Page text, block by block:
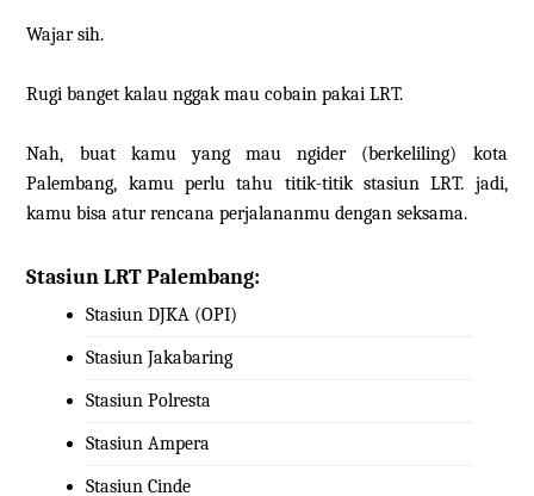
Wajar sih.
Rugi banget kalau nggak mau cobain pakai LRT.
Nah, buat kamu yang mau ngider (berkeliling) kota
Palembang, kamu perlu tahu titik-titik stasiun LRT. jadi,
kamu bisa atur rencana perjalananmu dengan seksama.
Stasiun LRT Palembang:
Stasiun DJKA (OPI)
Stasiun Jakabaring
Stasiun Polresta
Stasiun Ampera
Stasiun Cinde